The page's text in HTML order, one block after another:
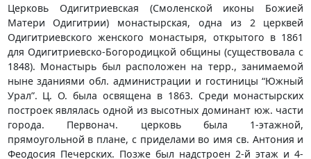
Церковь Одигитриевская (Смоленской иконы Божией
Матери Одигитрии) монастырская, одна из 2 церквей
Одигитриевского женского монастыря, открытого в 1861
для Одигитриевско-Богородицкой общины (существовала с
1848). Монастырь был расположен на терр., занимаемой
ныне зданиями обл. администрации и гостиницы “Южный
Урал”. Ц. О. была освящена в 1863. Среди монастырских
построек являлась одной из высотных доминант юж. части
города. Первонач. церковь была 1-этажной,
прямоугольной в плане, с приделами во имя св. Антония и
Феодосия Печерских. Позже был надстроен 2-й этаж и 4-